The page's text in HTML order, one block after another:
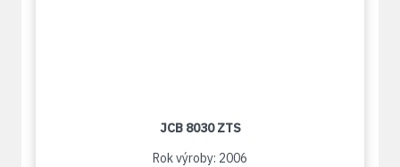
JCB 8030 ZTS
Rok výroby: 2006